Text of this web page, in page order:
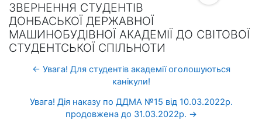
ЗВЕРНЕННЯ СТУДЕНТІВ
ДОНБАСЬКОЇ ДЕРЖАВНОЇ
МАШИНОБУДІВНОЇ АКАДЕМІЇ ДО СВІТОВОЇ
СТУДЕНТСЬКОЇ СПІЛЬНОТИ
← Увага! Для студентів академії оголошуються
канікули!
Увага! Дія наказу по ДДМА №15 від 10.03.2022р.
продовжена до 31.03.2022р. →